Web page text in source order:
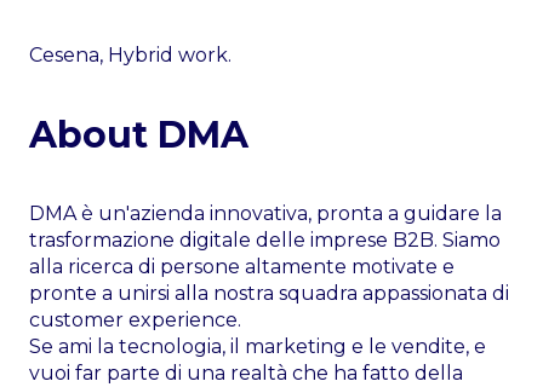
Cesena, Hybrid work.
About DMA
DMA è un'azienda innovativa, pronta a guidare la
trasformazione digitale delle imprese B2B. Siamo
alla ricerca di persone altamente motivate e
pronte a unirsi alla nostra squadra appassionata di
customer experience.
Se ami la tecnologia, il marketing e le vendite, e
vuoi far parte di una realtà che ha fatto della